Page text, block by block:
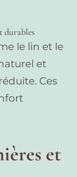
durables
le lin et le
et
Ces
et